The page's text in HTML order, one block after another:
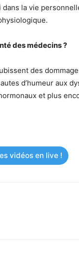
la vie
des médecins ?
des
d’humeur aux
et plus
vidéos en live !